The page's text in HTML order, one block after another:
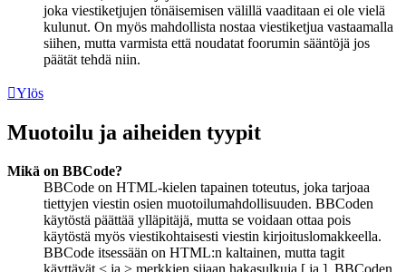
joka viestiketjujen tönäisemisen välillä vaaditaan ei ole vielä
kulunut. On myös mahdollista nostaa viestiketjua vastaamalla
siihen, mutta varmista että noudatat foorumin sääntöjä jos
päätät tehdä niin.
Ylös
Muotoilu ja aiheiden tyypit
Mikä on BBCode?
BBCode on HTML-kielen tapainen toteutus, joka tarjoaa
tiettyjen viestin osien muotoilumahdollisuuden. BBCoden
käytöstä päättää ylläpitäjä, mutta se voidaan ottaa pois
käytöstä myös viestikohtaisesti viestin kirjoituslomakkeella.
BBCode itsessään on HTML:n kaltainen, mutta tagit
käyttävät < ja > merkkien sijaan hakasulkuja [ ja ]. BBCoden